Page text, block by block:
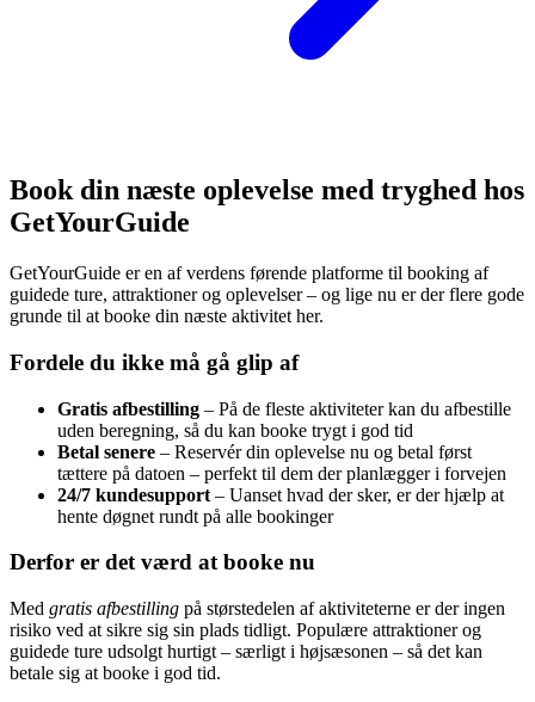
Book din næste oplevelse med tryghed hos
GetYourGuide
GetYourGuide er en af verdens førende platforme til booking af
guidede ture, attraktioner og oplevelser – og lige nu er der flere gode
grunde til at booke din næste aktivitet her.
Fordele du ikke må gå glip af
Gratis afbestilling – På de fleste aktiviteter kan du afbestille
uden beregning, så du kan booke trygt i god tid
Betal senere – Reservér din oplevelse nu og betal først
tættere på datoen – perfekt til dem der planlægger i forvejen
24/7 kundesupport – Uanset hvad der sker, er der hjælp at
hente døgnet rundt på alle bookinger
Derfor er det værd at booke nu
Med gratis afbestilling på størstedelen af aktiviteterne er der ingen
risiko ved at sikre sig sin plads tidligt. Populære attraktioner og
guidede ture udsolgt hurtigt – særligt i højsæsonen – så det kan
betale sig at booke i god tid.